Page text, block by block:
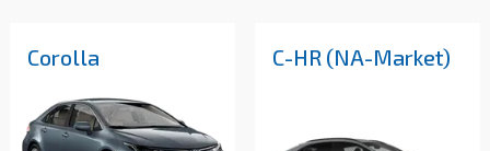
Corolla C-HR (NA-Market)